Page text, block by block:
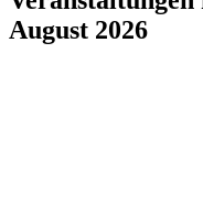
August 2026